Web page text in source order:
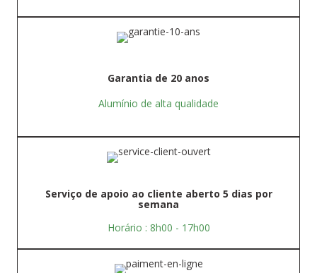
Garantia de 20 anos
Alumínio de alta qualidade
Serviço de apoio ao cliente aberto 5 dias por
semana
Horário : 8h00 - 17h00